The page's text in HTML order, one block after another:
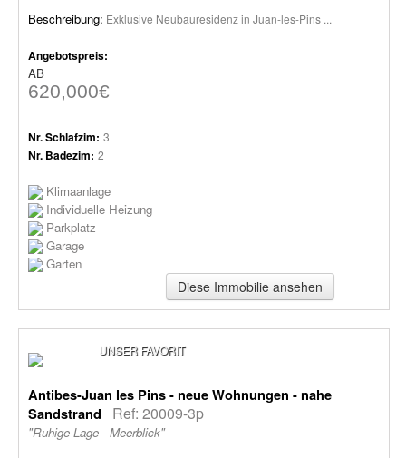
Beschreibung: Exklusive Neubauresidenz in Juan-les-Pins ...
Angebotspreis:
AB
620,000€
Nr. Schlafzim: 3
Nr. Badezim: 2
Klimaanlage
Individuelle Heizung
Parkplatz
Garage
Garten
Diese Immobilie ansehen
UNSER FAVORIT
Antibes-Juan les Pins - neue Wohnungen - nahe
Sandstrand
Ref: 20009-3p
"Ruhige Lage - Meerblick"